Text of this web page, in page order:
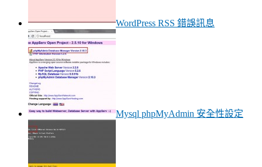
WordPress RSS 錯誤訊息
Mysql phpMyAdmin 安全性設定